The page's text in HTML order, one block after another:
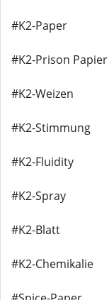
#K2-Paper
#K2-Prison Papier
#K2-Weizen
#K2-Stimmung
#K2-Fluidity
#K2-Spray
#K2-Blatt
#K2-Chemikalie